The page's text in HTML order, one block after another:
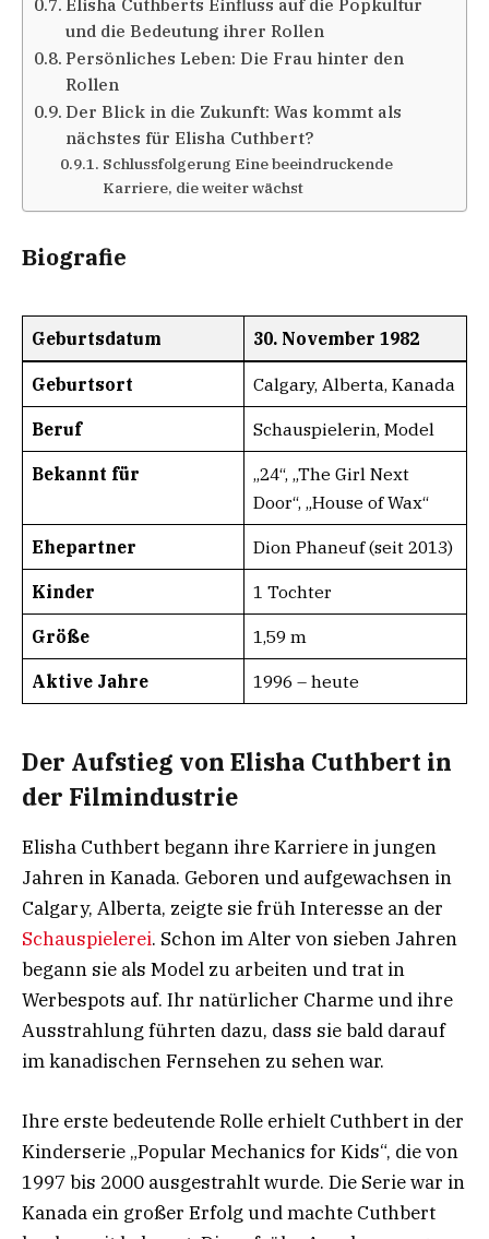
und die Bedeutung ihrer Rollen
Persönliches Leben: Die Frau hinter den
Rollen
Der Blick in die Zukunft: Was kommt als
nächstes für Elisha Cuthbert?
Schlussfolgerung Eine beeindruckende
Karriere, die weiter wächst
Biografie
Geburtsdatum 30. November 1982
Geburtsort Calgary, Alberta, Kanada
Beruf Schauspielerin, Model
Bekannt für
„24“, „The Girl Next
Door“, „House of Wax“
Ehepartner Dion Phaneuf (seit 2013)
Kinder 1 Tochter
Größe 1,59 m
Aktive Jahre 1996 – heute
Der Aufstieg von Elisha Cuthbert in
der Filmindustrie
Elisha Cuthbert begann ihre Karriere in jungen
Jahren in Kanada. Geboren und aufgewachsen in
Calgary, Alberta, zeigte sie früh Interesse an der
Schauspielerei. Schon im Alter von sieben Jahren
begann sie als Model zu arbeiten und trat in
Werbespots auf. Ihr natürlicher Charme und ihre
Ausstrahlung führten dazu, dass sie bald darauf
im kanadischen Fernsehen zu sehen war.
Ihre erste bedeutende Rolle erhielt Cuthbert in der
Kinderserie „Popular Mechanics for Kids“, die von
1997 bis 2000 ausgestrahlt wurde. Die Serie war in
Kanada ein großer Erfolg und machte Cuthbert